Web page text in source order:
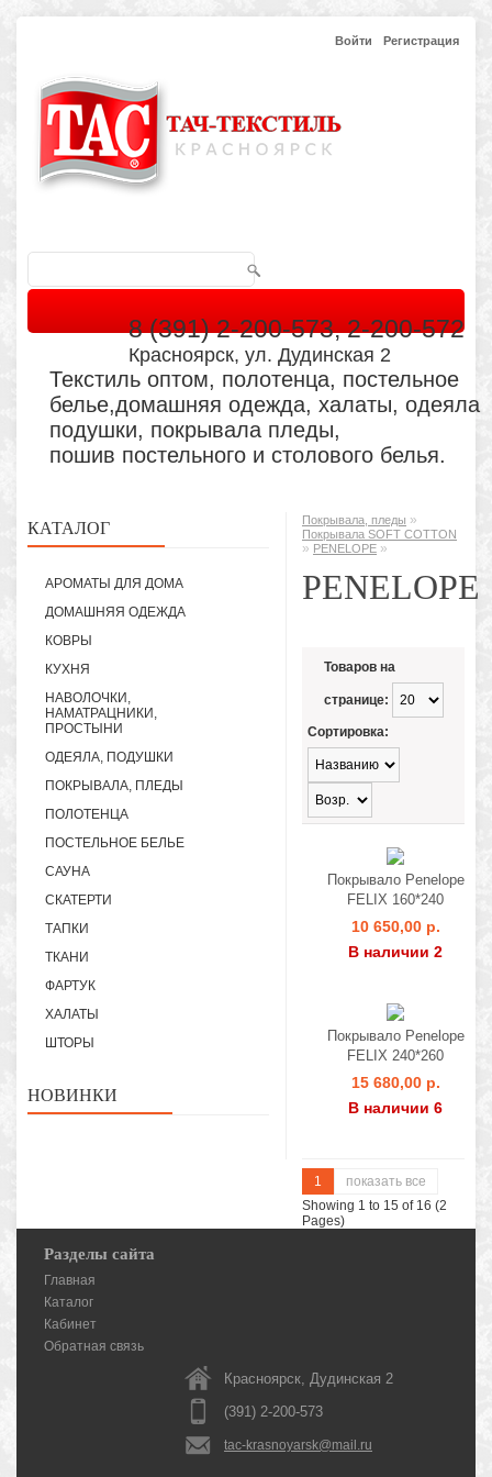
Войти Регистрация
8 (391) 2-200-573, 2-200-572
Красноярск, ул. Дудинская 2
Текстиль оптом, полотенца, постельное
белье,домашняя одежда, халаты, одеяла
подушки, покрывала пледы,
пошив постельного и столового белья.
КАТАЛОГ
АРОМАТЫ ДЛЯ ДОМА
ДОМАШНЯЯ ОДЕЖДА
КОВРЫ
КУХНЯ
НАВОЛОЧКИ,
НАМАТРАЦНИКИ,
ПРОСТЫНИ
ОДЕЯЛА, ПОДУШКИ
ПОКРЫВАЛА, ПЛЕДЫ
ПОЛОТЕНЦА
ПОСТЕЛЬНОЕ БЕЛЬЕ
САУНА
СКАТЕРТИ
ТАПКИ
ТКАНИ
ФАРТУК
ХАЛАТЫ
ШТОРЫ
НОВИНКИ
Покрывала, пледы »
Покрывала SOFT COTTON
» PENELOPE »
PENELOPE
Товаров на
странице:
Сортировка:
Покрывало Penelope
FELIX 160*240
10 650,00 р.
В наличии 2
Покрывало Penelope
FELIX 240*260
15 680,00 р.
В наличии 6
1
показать все
Showing 1 to 15 of 16 (2
Pages)
Разделы сайта
Главная
Каталог
Кабинет
Обратная связь
Красноярск, Дудинская 2
(391) 2-200-573
tac-krasnoyarsk@mail.ru